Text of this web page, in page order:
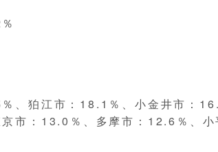
、狛江市：18.1％、小金井市：
市：13.0％、多摩市：12.6％、